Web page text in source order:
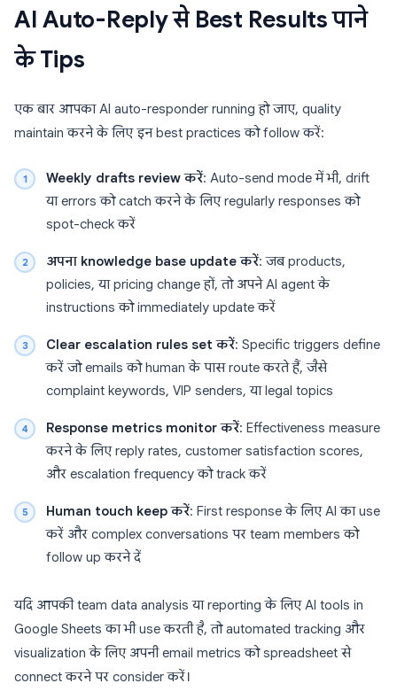
AI Auto-Reply से Best Results पाने
के Tips
एक बार आपका AI auto-responder running हो जाए, quality
maintain करने के लिए इन best practices को follow करें:
Weekly drafts review करें: Auto-send mode में भी, drift
या errors को catch करने के लिए regularly responses को
spot-check करें
अपना knowledge base update करें: जब products,
policies, या pricing change हों, तो अपने AI agent के
instructions को immediately update करें
Clear escalation rules set करें: Specific triggers define
करें जो emails को human के पास route करते हैं, जैसे
complaint keywords, VIP senders, या legal topics
Response metrics monitor करें: Effectiveness measure
करने के लिए reply rates, customer satisfaction scores,
और escalation frequency को track करें
Human touch keep करें: First response के लिए AI का use
करें और complex conversations पर team members को
follow up करने दें
यदि आपकी team data analysis या reporting के लिए AI tools in
Google Sheets का भी use करती है, तो automated tracking और
visualization के लिए अपनी email metrics को spreadsheet से
connect करने पर consider करें।